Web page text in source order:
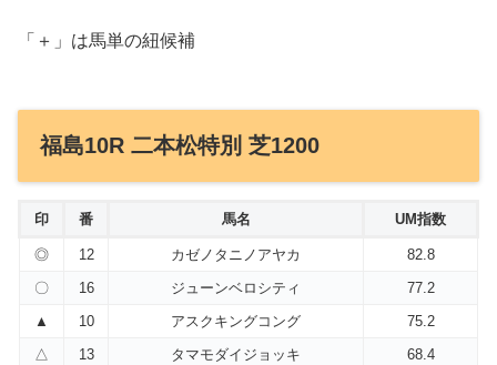
「＋」は馬単の紐候補
福島10R 二本松特別 芝1200
印 番 馬名 UM指数
◎ 12 カゼノタニノアヤカ
82.8
〇
16 ジューンベロシティ
77.2
▲
10 アスクキングコング
75.2
△
13 タマモダイジョッキ
68.4